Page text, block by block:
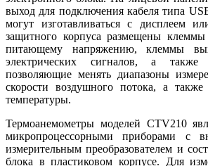
выход для подключения кабеля типа
могут изготавливаться с дисплеем
защитного корпуса размещены
питающему напряжению, клеммы
электрических сигналов, а также
позволяющие менять диапазоны
скорости воздушного потока, а
температуры.
Термоанемометры моделей CTV210
микропроцессорными приборами с
измерительным преобразователем и
блока в пластиковом корпусе. Для